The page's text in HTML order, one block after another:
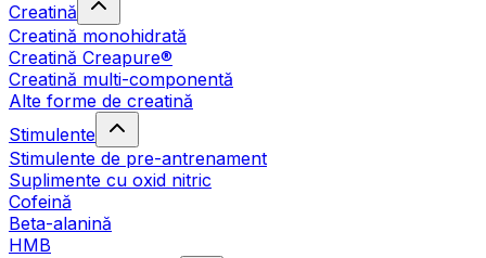
Creatină
Creatină monohidrată
Creatină Creapure®
Creatină multi-componentă
Alte forme de creatină
Stimulente
Stimulente de pre-antrenament
Suplimente cu oxid nitric
Cofeină
Beta-alanină
HMB